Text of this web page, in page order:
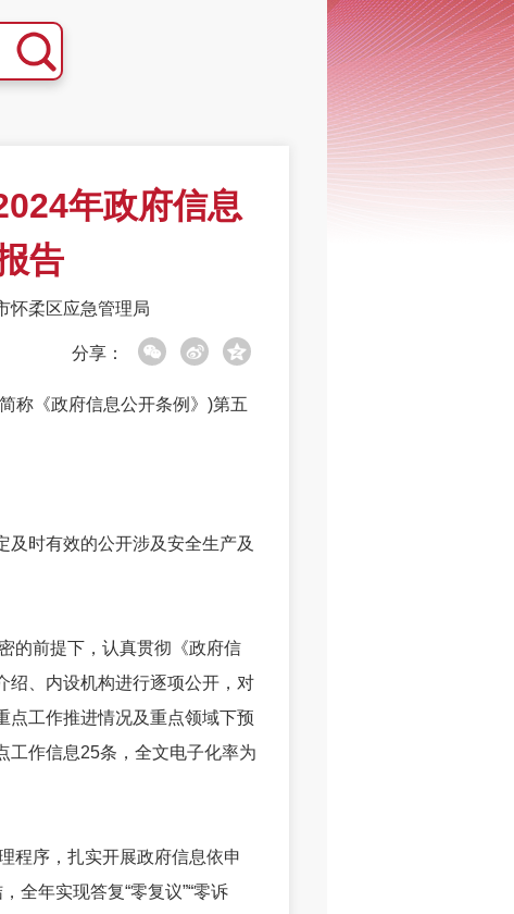
年政府信息
告
怀柔区应急管理局
分享：
《政府信息公开条例》)第五
时有效的公开涉及安全生产及
前提下，认真贯彻《政府信
绍、内设机构进行逐项公开，对
点工作推进情况及重点领域下预
工作信息25条，全文电子化率为
序，扎实开展政府信息依申
全年实现答复“零复议”“零诉